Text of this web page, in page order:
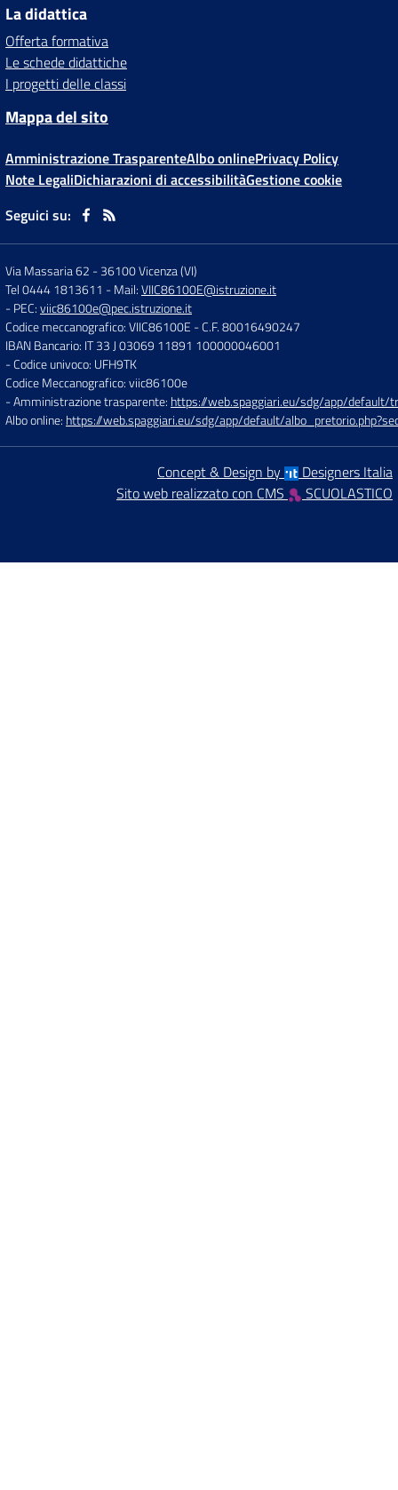
La didattica
Offerta formativa
Le schede didattiche
I progetti delle classi
Mappa del sito
Amministrazione TrasparenteAlbo onlinePrivacy Policy
Note LegaliDichiarazioni di accessibilitàGestione cookie
Seguici su:
Via Massaria 62 -36100 Vicenza (VI)
Tel 0444 1813611 - Mail:VIIC86100E@istruzione.it
- PEC:viic86100e@pec.istruzione.it
Codice meccanografico: VIIC86100E - C.F. 80016490247
IBAN Bancario: IT 33 J 03069 11891 100000046001
- Codice univoco: UFH9TK
Codice Meccanografico: viic86100e
- Amministrazione trasparente: https://web.spaggiari.eu/sdg/app/default/
Albo online: https://web.spaggiari.eu/sdg/app/default/
Concept & Design by
Designers Italia
Sito web realizzato con CMS
SCUOLASTICO